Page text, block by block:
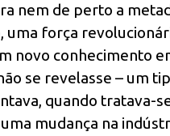
nem de perto a
uma força
novo conhecimento
se revelasse – um
quando tratava-
mudança na